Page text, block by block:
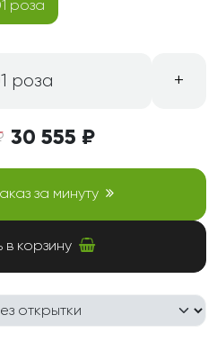
роза
роза +
30 555 ₽
за минуту
в корзину